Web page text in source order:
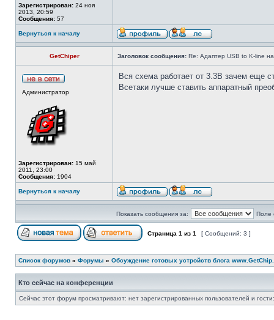
Зарегистрирован: 24 ноя
2013, 20:59
Сообщения: 57
Вернуться к началу
GetChiper Заголовок сообщения: Re: Адаптер USB to K-line
Администратор
Зарегистрирован: 15 май
2011, 23:00
Сообщения: 1904
Вся схема работает от 3.3В зачем еще
Всетаки лучше ставить аппаратный
Вернуться к началу
Показать сообщения за: Поле
Страница 1 из 1 [ Сообщений: 3 ]
Список форумов » Форумы » Обсуждение готовых устройств блога
Кто сейчас на конференции
Сейчас этот форум просматривают: нет зарегистрированных пользователей и